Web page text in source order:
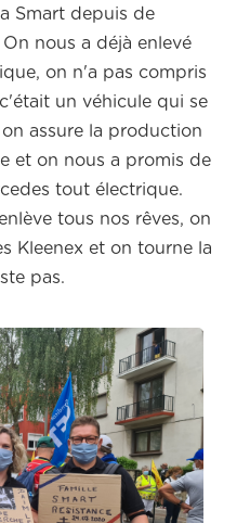
Smart depuis de
nous a déjà enlevé
on n'a pas compris
un véhicule qui se
assure la production
et on nous a promis de
tout électrique.
tous nos rêves, on
Kleenex et on tourne la
pas.